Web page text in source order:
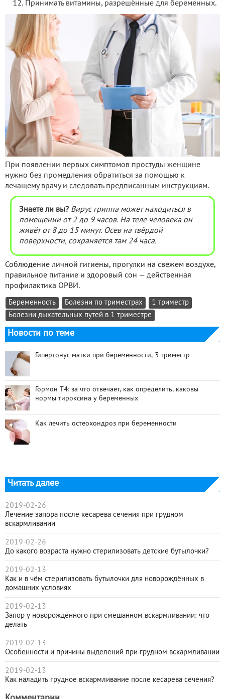
Принимать витамины, разрешённые для беременных.
При появлении первых симптомов простуды женщине
нужно без промедления обратиться за помощью к
лечащему врачу и следовать предписанным инструкциям.
Знаете ли вы? Вирус гриппа может находиться в
помещении от 2 до 9 часов. На теле человека он
живёт от 8 до 15 минут. Осев на твёрдой
поверхности, сохраняется там 24 часа.
Соблюдение личной гигиены, прогулки на свежем воздухе,
правильное питание и здоровый сон — действенная
профилактика ОРВИ.
Беременность Болезни по триместрах
1 триместр
Болезни дыхательных путей в 1 триместре
Новости по теме
Гипертонус матки при беременности, 3 триместр
Гормон Т4: за что отвечает, как определить, каковы
нормы тироксина у беременных
Как лечить остеохондроз при беременности
Читать далее
2019-02-26
Лечение запора после кесарева сечения при грудном
вскармливании
2019-02-26
До какого возраста нужно стерилизовать детские бутылочки?
2019-02-13
Как и в чём стерилизовать бутылочки для новорождённых в
домашних условиях
2019-02-13
Запор у новорождённого при смешанном вскармливании: что
делать
2019-02-13
Особенности и причины выделений при грудном вскармливании
2019-02-13
Как наладить грудное вскармливание после кесарева сечения?